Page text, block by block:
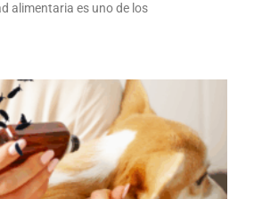
alimentaria es uno de los